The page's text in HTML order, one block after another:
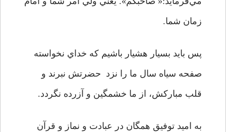
زمان شما.
پس بايد بسيار هشيار باشيم که خداي نخواسته
صفحه سياه سال ما را نزد حضرتش نبرند و
قلب مبارکش، از ما خشمگين و آزرده نگردد.
به اميد توفيق همگان در عبادت و نماز و قرآن